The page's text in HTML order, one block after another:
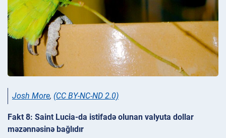
Josh More, (CC BY-NC-ND 2.0)
Fakt 8: Saint Lucia-da istifadə olunan valyuta dollar
məzənnəsinə bağlıdır